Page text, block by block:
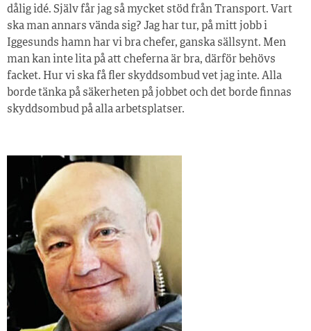
dålig idé. Själv får jag så mycket stöd från Transport. Vart
ska man annars vända sig? Jag har tur, på mitt jobb i
Iggesunds hamn har vi bra chefer, ganska sällsynt. Men
man kan inte lita på att cheferna är bra, därför behövs
facket. Hur vi ska få fler skyddsombud vet jag inte. Alla
borde tänka på säkerheten på jobbet och det borde finnas
skyddsombud på alla arbetsplatser.